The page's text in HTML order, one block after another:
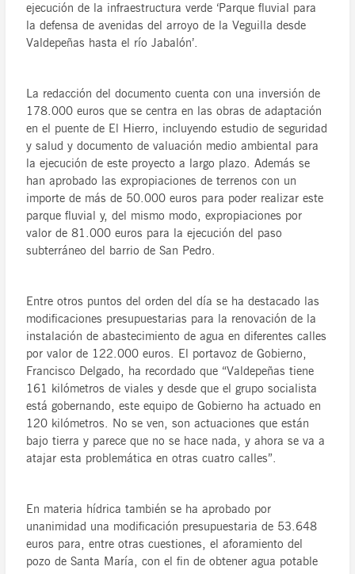
ejecución de la infraestructura verde ‘Parque fluvial para
la defensa de avenidas del arroyo de la Veguilla desde
Valdepeñas hasta el río Jabalón’.
La redacción del documento cuenta con una inversión de
178.000 euros que se centra en las obras de adaptación
en el puente de El Hierro, incluyendo estudio de seguridad
y salud y documento de valuación medio ambiental para
la ejecución de este proyecto a largo plazo. Además se
han aprobado las expropiaciones de terrenos con un
importe de más de 50.000 euros para poder realizar este
parque fluvial y, del mismo modo, expropiaciones por
valor de 81.000 euros para la ejecución del paso
subterráneo del barrio de San Pedro.
Entre otros puntos del orden del día se ha destacado las
modificaciones presupuestarias para la renovación de la
instalación de abastecimiento de agua en diferentes calles
por valor de 122.000 euros. El portavoz de Gobierno,
Francisco Delgado, ha recordado que “Valdepeñas tiene
161 kilómetros de viales y desde que el grupo socialista
está gobernando, este equipo de Gobierno ha actuado en
120 kilómetros. No se ven, son actuaciones que están
bajo tierra y parece que no se hace nada, y ahora se va a
atajar esta problemática en otras cuatro calles”.
En materia hídrica también se ha aprobado por
unanimidad una modificación presupuestaria de 53.648
euros para, entre otras cuestiones, el aforamiento del
pozo de Santa María, con el fin de obtener agua potable